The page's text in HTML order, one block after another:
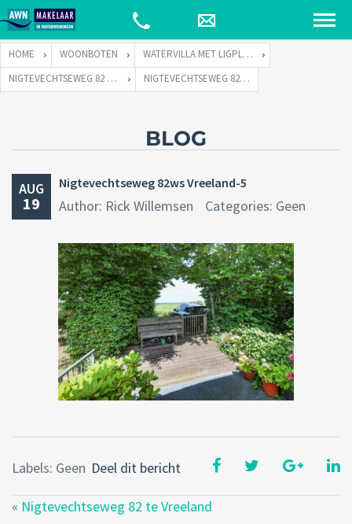
HOME WOONBOTEN
WATERVILLA MET LIGPLAATS
NIGTEVECHTSEWEG 82 TE VREELAND
NIGTEVECHTSEWEG 82WS VREELAND-5
BLOG
AUG
19
Nigtevechtseweg 82ws Vreeland-5
Author: Rick Willemsen Categories: Geen
Deel dit bericht
Labels: Geen
« Nigtevechtseweg 82 te Vreeland